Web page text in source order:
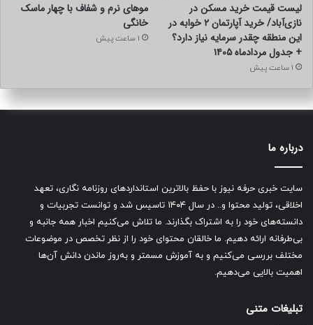
لیست قیمت خرید مسکن در
نازی‌آباد/ خرید آپارتمان ۲ خوابه در
این منطقه چقدر سرمایه نیاز دارد؟
+ جدول مردادماه ۱۴۰۵
1 ساعت پیش
موهای نرم و شفاف با چهار ماسک
خانگی
1 ساعت پیش
درباره ما
سایت خبری حرفه نیوز با حفظ بالاترین استانداردهای روزنامه نگاری، تعهد
اخلاقی، تولید محتوا و.. در سال ۱۴۰۴ تاسیس شد و توانست تجربیات و
دانسته‌های خود را به اشتراک بگذارند. ما تلاش می‌کنیم اخبار همه جانبه و
بی‌طرفانه ارائه دهیم. ما خالقان محتوای خود را از نظر تخصص در موضوعات
مختلف بررسی می‌کنیم و به آموزش مسمتر و به‌روز ماندن دانش آن‌ها
اهمیت بالایی می‌دهیم.
تبلیغات متنی